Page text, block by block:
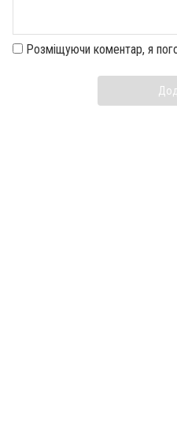
Розміщуючи коментар, я